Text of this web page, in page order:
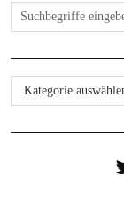
Categories